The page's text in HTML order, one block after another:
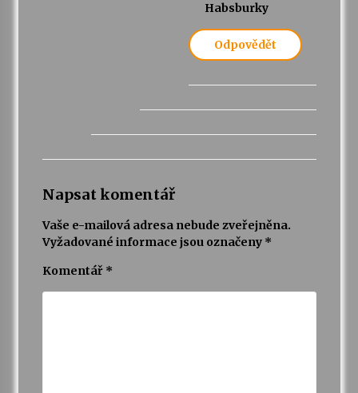
Habsburky
Odpovědět
Napsat komentář
Vaše e-mailová adresa nebude zveřejněna.
Vyžadované informace jsou označeny *
Komentář *